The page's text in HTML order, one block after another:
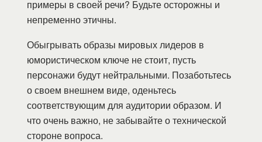
примеры в своей речи? Будьте осторожны и
непременно этичны.
Обыгрывать образы мировых лидеров в
юмористическом ключе не стоит, пусть
персонажи будут нейтральными. Позаботьтесь
о своем внешнем виде, оденьтесь
соответствующим для аудитории образом. И
что очень важно, не забывайте о технической
стороне вопроса.